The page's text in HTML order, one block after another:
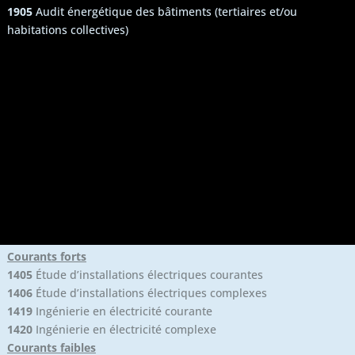
1905Audit énergétique des bâtiments (tertiaires et/ou
habitations collectives)
Courants forts
1405Étude d’installations électriques courantes
1406Étude d’installations électriques complexes
1419Ingénierie en électricité courante
1420Ingénierie en électricité complexe
Courants faibles